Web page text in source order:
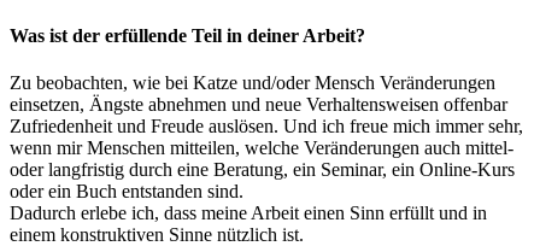
Was ist der erfüllende Teil in deiner Arbeit?
Zu beobachten, wie bei Katze und/oder Mensch Veränderungen
einsetzen, Ängste abnehmen und neue Verhaltensweisen offenbar
Zufriedenheit und Freude auslösen. Und ich freue mich immer sehr,
wenn mir Menschen mitteilen, welche Veränderungen auch mittel-
oder langfristig durch eine Beratung, ein Seminar, ein Online-Kurs
oder ein Buch entstanden sind.
Dadurch erlebe ich, dass meine Arbeit einen Sinn erfüllt und in
einem konstruktiven Sinne nützlich ist.